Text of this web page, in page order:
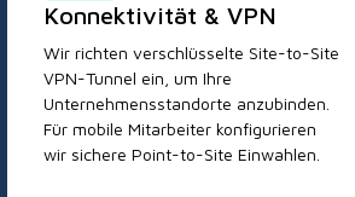
Konnektivität & VPN
Wir richten verschlüsselte Site-to-Site
VPN-Tunnel ein, um Ihre
Unternehmensstandorte anzubinden.
Für mobile Mitarbeiter konfigurieren
wir sichere Point-to-Site Einwahlen.